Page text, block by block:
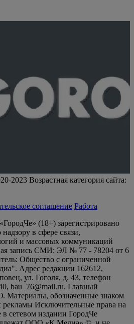
Возрастная категория сайта:
соглашение Работа
(18+) зарегистрировано
в сфере связи,
и массовых коммуникаций
запись СМИ: ЭЛ № 77 - 78204 от 6
Общество с ограниченной
Адрес редакции 162612,
ул. Гоголя, д. 43, телефон
bau_76@mail.ru. Главный
Материалы, обозначенные знаком
рекламы Исключительные права на
сетевом издании ГородЧе